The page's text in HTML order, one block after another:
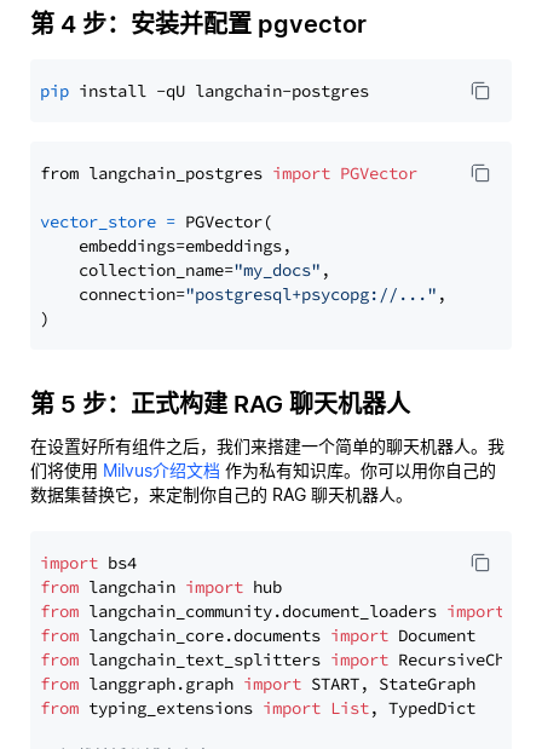
第 4 步：安装并配置 pgvector
pip
from langchain_postgres import PGVector
vector_store = PGVector(
    embeddings=embeddings,
    collection_name=
"my_docs" ,
    connection=
"postgresql+psycopg://..." ,
第 5 步：正式构建 RAG 聊天机器人
在设置好所有组件之后，我们来搭建一个简单的聊天机器人。我
们将使用 Milvus介绍文档 作为私有知识库。你可以用你自己的
数据集替换它，来定制你自己的 RAG 聊天机器人。
import
from langchain import
from langchain_community.document_loaders import
from langchain_core.documents import
from langchain_text_splitters import
from langgraph.graph import
from typing_extensions import List, TypedDict